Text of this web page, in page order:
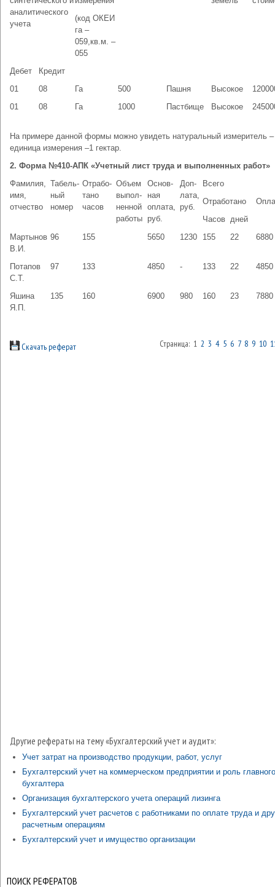
аналитического
учета
(код ОКЕИ
га –
059,кв.м. –
055
Дебет
Кредит
01
08 Га 500 Пашня Высокое
01
08 Га 1000 Пастбище Высокое
На примере данной формы можно увидеть натуральный измеритель –
единица измерения –1 гектар.
2. Форма №410-АПК «Учетный лист труда и выполненных работ»
Фамилия,
имя,
отчество
Табель-
ный
номер
Отрабо-
тано
часов
Объем
выпол-
ненной
работы
Основ-
ная
оплата,
руб.
Доп-
лата,
руб.
Всего
Отработано
Часов дней
Мартынов
В.И.
96 155 5650 1230 155 22 6880
Потапов
С.Т.
97 133 4850 - 133 22 4850
Яшина
Я.П.
135 160 6900 980 160 23 7880
Скачать реферат Страница: 1 2 3 4 5 6 7 8 9 10
Другие рефераты на тему «Бухгалтерский учет и аудит»:
Учет затрат на производство продукции, работ, услуг
Бухгалтерский учет на коммерческом предприятии и роль главного
бухгалтера
Организация бухгалтерского учета операций лизинга
Бухгалтерский учет расчетов с работниками по оплате труда и
расчетным операциям
Бухгалтерский учет и имущество организации
ПОИСК РЕФЕРАТОВ